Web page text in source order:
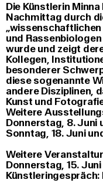
Die Künstlerin
Nachmittag durch
und
wurde und zeigt
Kollegen,
besonderer
diese sogenannte
andere Disziplinen,
Kunst und
Weitere
Donnerstag, 8. Juni
Sonntag, 18. Juni
Weitere
Donnerstag, 15.
Künstleringespräch: